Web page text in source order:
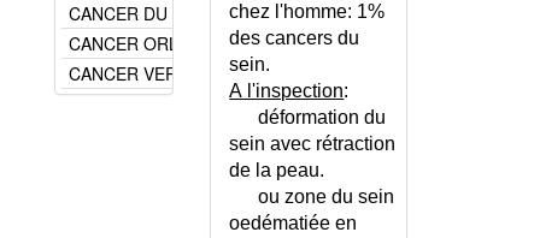
METASTASES
PAGET DU SEIN
(MALADIE DE)
RETRACTION DU
CANCER DU VAGIN
CANCER ORL
CANCER VERTEBRAL
CANDIDOSE BUCCALE
CARCINOIDOSE INTESTINALE
CARDIOLOGIE - LISTE
chez l'homme: 1%
des cancers du
sein.
A l'inspection:
déformation du
sein avec rétraction
de la peau.
ou zone du sein
oedématiée en